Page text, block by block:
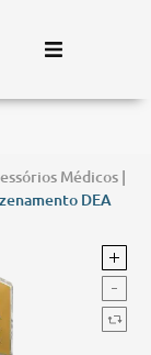
Médicos |
DEA